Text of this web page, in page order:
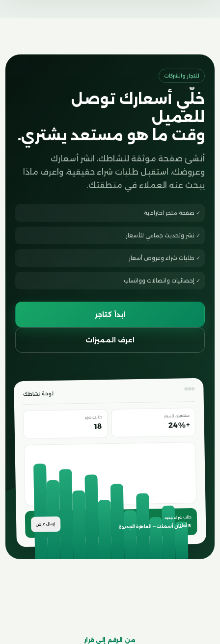
للتجار والشركات
خلّي أسعارك توصل
للعميل
وقت ما هو مستعد يشتري.
أنشئ صفحة موثقة لنشاطك، انشر أسعارك
وعروضك، استقبل طلبات شراء حقيقية، واعرف ماذا
يبحث عنه العملاء في منطقتك.
✓ صفحة متجر احترافية
✓ نشر وتحديث جماعي للأسعار
✓ طلبات شراء وعروض أسعار
✓ إحصائيات واتصالات وواتساب
ابدأ كتاجر
اعرف المميزات
لوحة نشاطك
مشاهدات الأسعار
+24%
طلبات شراء
18
طلب شراء جديد
5 أطنان أسمنت — القاهرة الجديدة إرسال عرض
من الرقم إلى قرار